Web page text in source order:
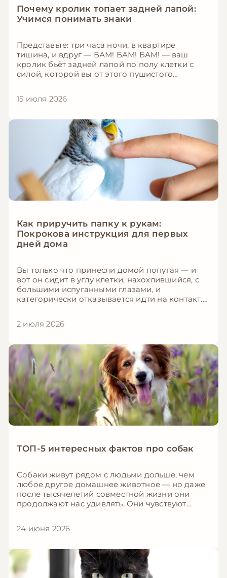
Почему кролик топает задней лапой:
Учимся понимать знаки
Представьте: три часа ночи, в квартире
тишина, и вдруг — БАМ! БАМ! БАМ! — ваш
кролик бьёт задней лапой по полу клетки с
силой, которой вы от этого пушистого
самом деле топанье задней лапой — один из
кроликов. Это может означать десятки разных
вещей: от «тут опасно!» до «мне не нравится
новый корм». В этой статье мы расшифруем
все причины топанья и научим вас понимать,
что именно хочет сказать ваш ушастый друг.
15 июля 2026
Как приручить папку к рукам:
Покрокова инструкция для первых
дней дома
Вы только что принесли домой попугая — и
вот он сидит в углу клетки, нахохлившийся, с
большими испуганными глазами, и
категорически отказывается идти на контакт.
дружелюбный волнистый попугай или
чтобы привыкнуть к новому дому и довериться
вам. В этой статье мы дадим пошаговую
инструкцию, как превратить испуганную птицу
в ручного друга — без стресса, принуждения и
покусанных пальцев.
2 июля 2026
ТОП-5 интересных фактов про собак
Собаки живут рядом с людьми дольше, чем
любое другое домашнее животное — но даже
после тысячелетий совместной жизни они
продолжают нас удивлять. Они чувствуют
ребёнка и имеют встроенный «компас». В этой
подтверждённых наукой, которые изменят
ваше представление о вашем четвероногом
друге.
24 июня 2026